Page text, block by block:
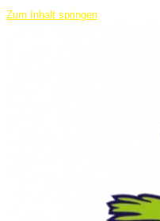
Zum Inhalt springen